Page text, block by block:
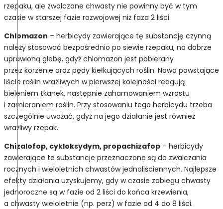
rzepaku, ale zwalczane chwasty nie powinny być w tym
czasie w starszej fazie rozwojowej niż faza 2 liści.
Chlomazon – herbicydy zawierające tę substancję czynną
należy stosować bezpośrednio po siewie rzepaku, na dobrze
uprawioną glebę, gdyż chlomazon jest pobierany
przez korzenie oraz pędy kiełkujących roślin. Nowo powstające
liście roślin wrażliwych w pierwszej kolejności reagują
bieleniem tkanek, następnie zahamowaniem wzrostu
i zamieraniem roślin. Przy stosowaniu tego herbicydu trzeba
szczególnie uważać, gdyż na jego działanie jest również
wrażliwy rzepak.
Chizalofop, cykloksydym, propachizafop – herbicydy
zawierające te substancje przeznaczone są do zwalczania
rocznych i wieloletnich chwastów jednoliściennych. Najlepsze
efekty działania uzyskujemy, gdy w czasie zabiegu chwasty
jednoroczne są w fazie od 2 liści do końca krzewienia,
a chwasty wieloletnie (np. perz) w fazie od 4 do 8 liści.